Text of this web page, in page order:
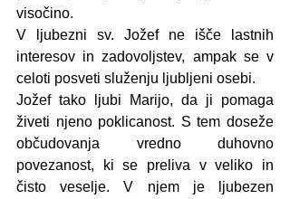
visočino.
V ljubezni sv. Jožef ne išče lastnih
interesov in zadovoljstev, ampak se v
celoti posveti služenju ljubljeni osebi.
Jožef tako ljubi Marijo, da ji pomaga
živeti njeno poklicanost. S tem doseže
občudovanja vredno duhovno
povezanost, ki se preliva v veliko in
čisto veselje. V njem je ljubezen